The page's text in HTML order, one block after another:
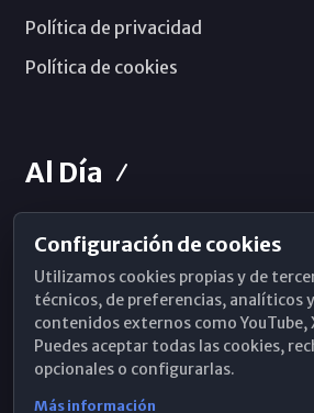
Política de privacidad
Política de cookies
Al Día
Horarios de Misa
Hemeroteca
WhatsApp
Configuración de cookies
Utilizamos cookies propias y de
técnicos, de preferencias, analíticos
contenidos externos como YouTube,
Puedes aceptar todas las cookies,
opcionales o configurarlas.
Más información